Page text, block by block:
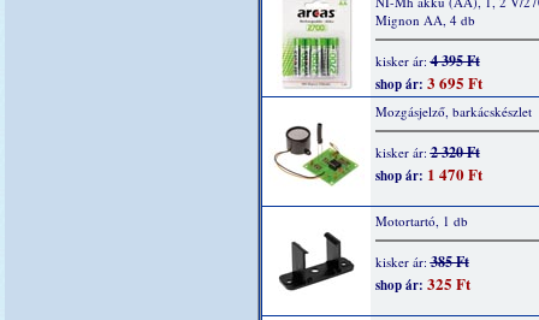
Mignon AA, 4 db
kisker ár:4 395 Ft
shop ár: 3 695 Ft
Mozgásjelző, barkácskészlet
kisker ár:2 320 Ft
shop ár: 1 470 Ft
Motortartó, 1 db
kisker ár:385 Ft
shop ár: 325 Ft